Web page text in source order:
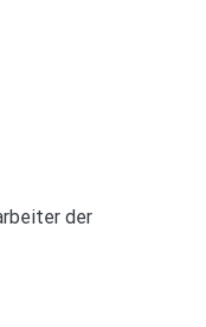
der